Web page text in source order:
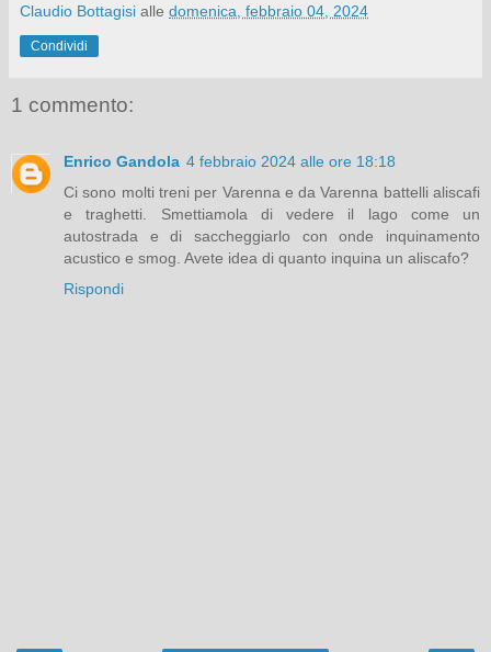
Claudio Bottagisi alle domenica, febbraio 04, 2024
Condividi
1 commento:
Enrico Gandola 4 febbraio 2024 alle ore 18:18
Ci sono molti treni per Varenna e da Varenna battelli aliscafi
e traghetti. Smettiamola di vedere il lago come un
autostrada e di saccheggiarlo con onde inquinamento
acustico e smog. Avete idea di quanto inquina un aliscafo?
Rispondi